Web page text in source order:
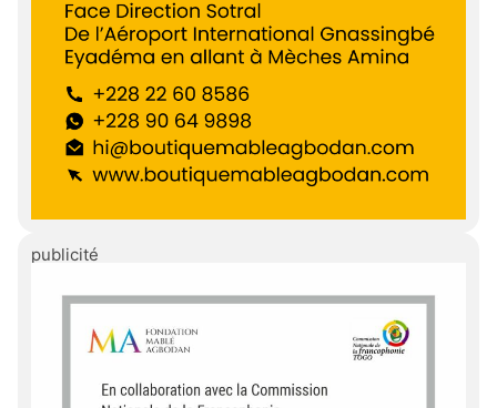
publicité